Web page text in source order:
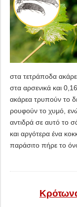
στα τετράποδα
στα αρσενικά και
ακάρεα τρυπούν το
ρουφούν το χυμό,
αντιδρά σε αυτό το
και αργότερα ένα
παράσιτο πήρε το